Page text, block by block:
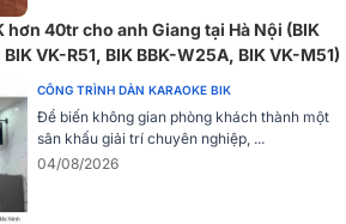
hơn 40tr cho anh Giang tại Hà Nội (BIK
VK-R51, BIK BBK-W25A, BIK VK-M51)
CÔNG TRÌNH DÀN KARAOKE BIK
Để biến không gian phòng khách thành một
sân khấu giải trí chuyên nghiệp, ...
04/08/2026